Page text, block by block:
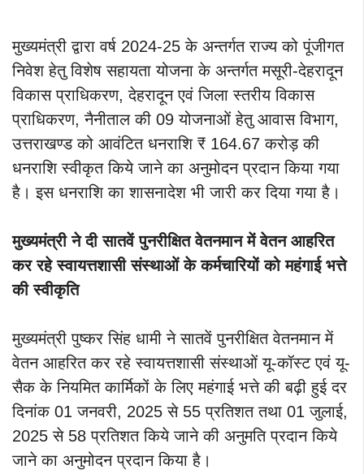
मुख्यमंत्री द्वारा वर्ष 2024-25 के अन्तर्गत राज्य को पूंजीगत
निवेश हेतु विशेष सहायता योजना के अन्तर्गत मसूरी-देहरादून
विकास प्राधिकरण, देहरादून एवं जिला स्तरीय विकास
प्राधिकरण, नैनीताल की 09 योजनाओं हेतु आवास विभाग,
उत्तराखण्ड को आवंटित धनराशि ₹ 164.67 करोड़ की
धनराशि स्वीकृत किये जाने का अनुमोदन प्रदान किया गया
है। इस धनराशि का शासनादेश भी जारी कर दिया गया है।
मुख्यमंत्री ने दी सातवें पुनरीक्षित वेतनमान में वेतन आहरित
कर रहे स्वायत्तशासी संस्थाओं के कर्मचारियों को महंगाई भत्ते
की स्वीकृति
मुख्यमंत्री पुष्कर सिंह धामी ने सातवें पुनरीक्षित वेतनमान में
वेतन आहरित कर रहे स्वायत्तशासी संस्थाओं यू-कॉस्ट एवं यू-
सैक के नियमित कार्मिकों के लिए महंगाई भत्ते की बढ़ी हुई दर
दिनांक 01 जनवरी, 2025 से 55 प्रतिशत तथा 01 जुलाई,
2025 से 58 प्रतिशत किये जाने की अनुमति प्रदान किये
जाने का अनुमोदन प्रदान किया है।